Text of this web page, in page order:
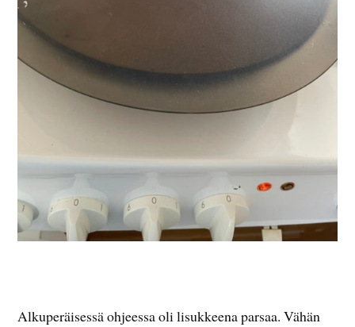
Alkuperäisessä ohjeessa oli lisukkeena parsaa. Vähän